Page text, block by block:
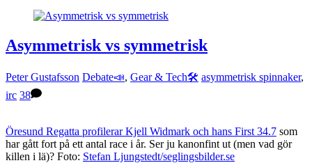
Asymmetrisk vs symmetrisk
Peter Gustafsson Debate📣, Gear & Tech🛠 asymmetrisk spinnaker,
irc 38
Öresund Regatta profilerar Kjell Widmark och hans First 34.7 som
har gått fort på ett antal race i år. Ser ju kanonfint ut (men vad gör
killen i lä)? Foto: Stefan Ljungstedt/seglingsbilder.se